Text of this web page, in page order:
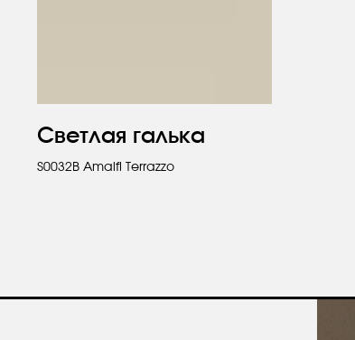
Светлая галька
S0032B Amalfi Terrazzo